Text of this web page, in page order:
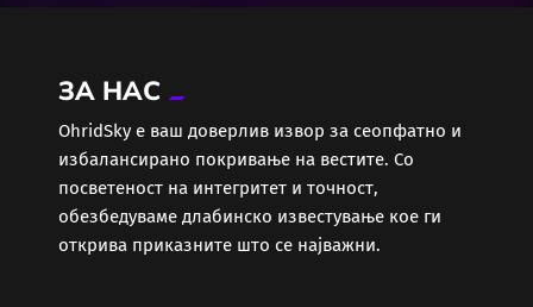
Еротика
Забава
Здравје
ЗА НАС
ОhridSky е ваш доверлив извор за сеопфатно и
избалансирано покривање на вестите. Со
посветеност на интегритет и точност,
обезбедуваме длабинско известување кое ги
открива приказните што се најважни.